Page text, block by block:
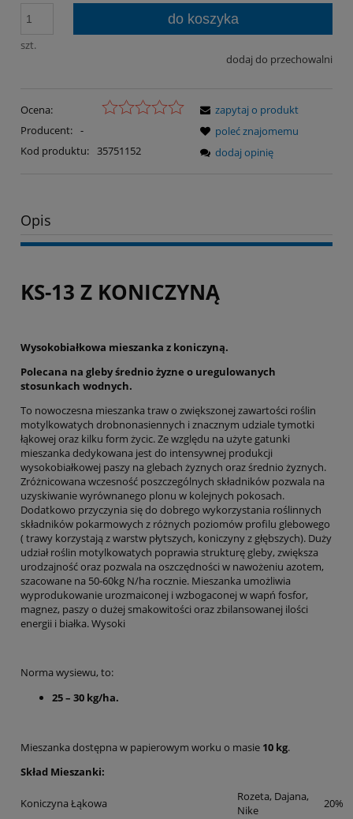
szt.
do koszyka
dodaj do przechowalni
Ocena:
Producent: -
Kod produktu: 35751152
zapytaj o produkt
poleć znajomemu
dodaj opinię
Opis
KS-13 Z KONICZYNĄ
Wysokobiałkowa mieszanka z koniczyną.
Polecana na gleby średnio żyzne o uregulowanych
stosunkach wodnych.
To nowoczesna mieszanka traw o zwiększonej zawartości roślin
motylkowatych drobnonasiennych i znacznym udziale tymotki
łąkowej oraz kilku form życic. Ze względu na użyte gatunki
mieszanka dedykowana jest do intensywnej produkcji
wysokobiałkowej paszy na glebach żyznych oraz średnio żyznych.
Zróżnicowana wczesność poszczególnych składników pozwala na
uzyskiwanie wyrównanego plonu w kolejnych pokosach.
Dodatkowo przyczynia się do dobrego wykorzystania roślinnych
składników pokarmowych z różnych poziomów profilu glebowego
( trawy korzystają z warstw płytszych, koniczyny z głębszych). Duży
udział roślin motylkowatych poprawia strukturę gleby, zwiększa
urodzajność oraz pozwala na oszczędności w nawożeniu azotem,
szacowane na 50-60kg N/ha rocznie. Mieszanka umożliwia
wyprodukowanie urozmaiconej i wzbogaconej w wapń fosfor,
magnez, paszy o dużej smakowitości oraz zbilansowanej ilości
energii i białka. Wysoki
Norma wysiewu, to:
25 – 30 kg/ha.
Mieszanka dostępna w papierowym worku o masie 10 kg.
Skład Mieszanki:
Koniczyna Łąkowa
Rozeta, Dajana,
Nike
20%